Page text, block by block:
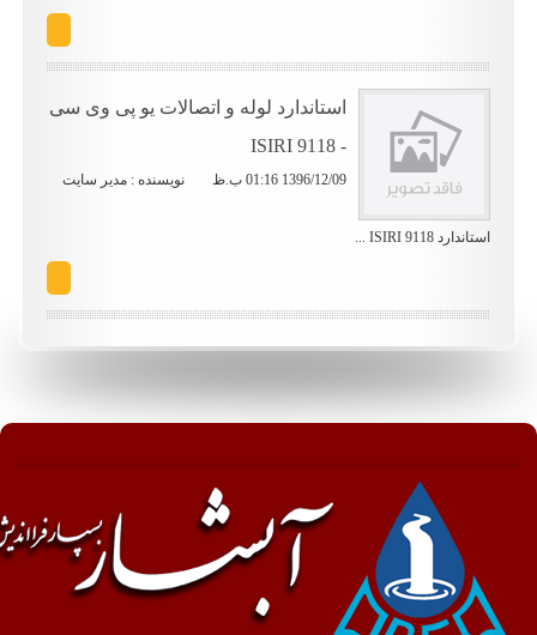
استاندارد لوله و اتصالات یو پی وی سی
1396/12/09 01:16 ب.ظ نویسنده : مدیر سایت
استاندارد ISIRI 9118 ...